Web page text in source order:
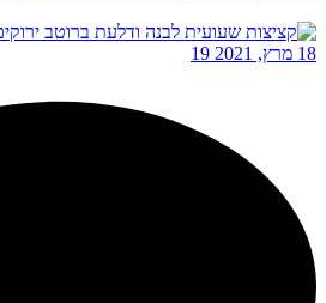
18 מרץ, 2021 19